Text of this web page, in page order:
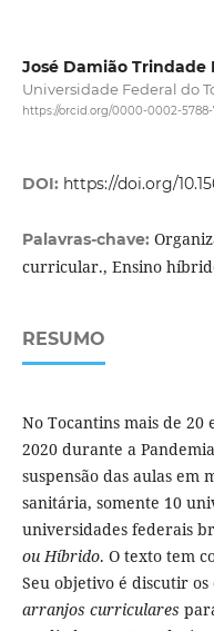
José Damião Trindade
Universidade Federal do
https://orcid.org/0000-0002-5788-
DOI: https://doi.org/
Palavras-chave:
curricular., Ensino
RESUMO
No Tocantins mais de
2020 durante a
suspensão das aulas em
sanitária, somente 10
universidades federais
ou Híbrido. O texto tem
Seu objetivo é discutir
arranjos curriculares